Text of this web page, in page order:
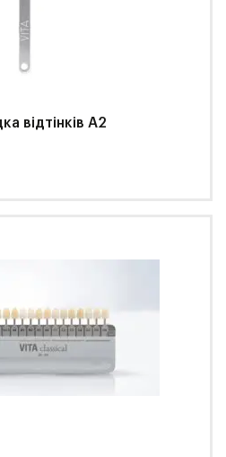
відтінків A2